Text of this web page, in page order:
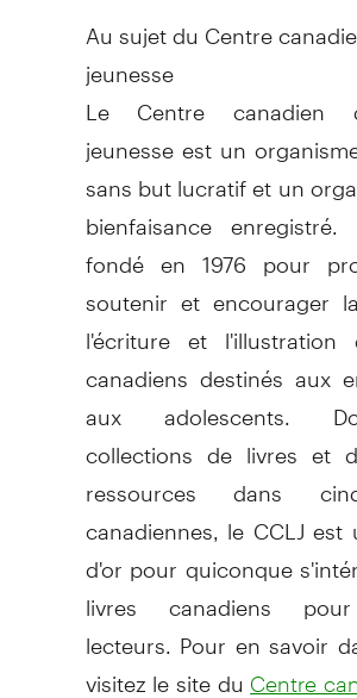
Au sujet du Centre
jeunesse
Le Centre canadien
jeunesse est un
sans but lucratif et un
bienfaisance
fondé en 1976 pour
soutenir et encourager
l'écriture et l'illustration
canadiens destinés aux
aux adolescents.
collections de livres et
ressources dans
canadiennes, le CCLJ
d'or pour quiconque
livres canadiens
lecteurs. Pour en savoir
visitez le site du Centre